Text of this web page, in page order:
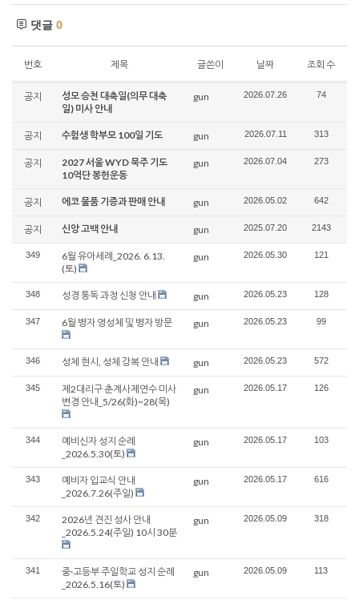
댓글 0
번호 제목 글쓴이 날짜 조회 수
공지
성모 승천 대축일(의무 대축
일) 미사 안내
gun 2026.07.26 74
공지 수험생 학부모 100일 기도 gun 2026.07.11 313
공지
2027 서울 WYD 묵주 기도
10억단 봉헌운동
gun 2026.07.04 273
공지 에코 물품 기증과 판매 안내 gun 2026.05.02 642
공지 신앙 고백 안내 gun 2025.07.20 2143
349
6월 유아세례_2026. 6.13.
(토)
gun 2026.05.30 121
348 성경 통독 과정 신청 안내 gun 2026.05.23 128
347 6월 병자 영성체 및 병자 방문 gun 2026.05.23 99
346 성체 현시, 성체 강복 안내 gun 2026.05.23 572
345
제2대리구 춘계사제연수 미사
변경 안내_5/26(화)~28(목)
gun 2026.05.17 126
344
예비신자 성지 순례
_2026.5.30(토)
gun 2026.05.17 103
343
예비자 입교식 안내
_2026.7.26(주일)
gun 2026.05.17 616
342
2026년 견진 성사 안내
_2026.5.24(주일) 10시 30분
gun 2026.05.09 318
341
중·고등부 주일학교 성지 순례
_2026.5.16(토)
gun 2026.05.09 113